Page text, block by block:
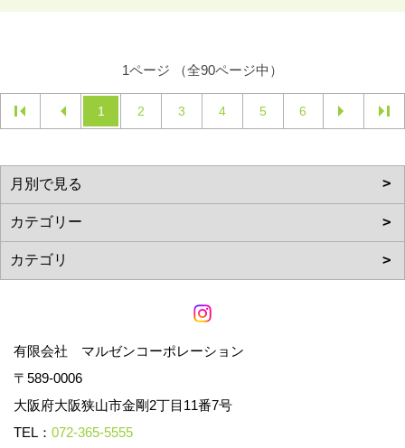
1ページ （全90ページ中）
1 2 3 4 5 6
有限会社 マルゼンコーポレーション
〒589-0006
大阪府大阪狭山市金剛2丁目11番7号
TEL： 072-365-5555